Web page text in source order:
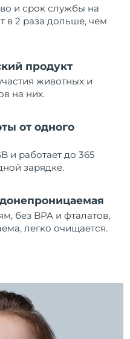
и срок службы на
в 2 раза дольше, чем
продукт
животных и
на них.
от одного
и работает до 365
зарядке.
без BPA и фталатов,
легко очищается.